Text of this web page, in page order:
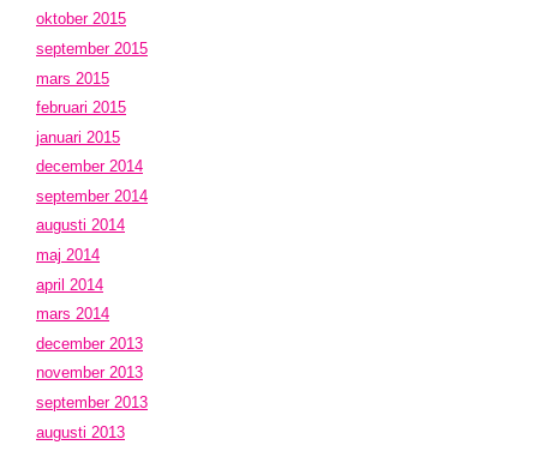
oktober 2015
september 2015
mars 2015
februari 2015
januari 2015
december 2014
september 2014
augusti 2014
maj 2014
april 2014
mars 2014
december 2013
november 2013
september 2013
augusti 2013